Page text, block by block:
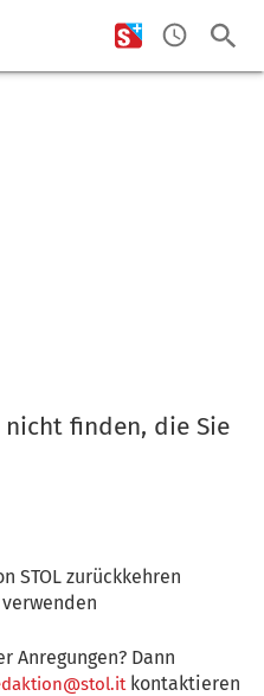
finden, die Sie
STOL zurückkehren
verwenden
Anregungen? Dann
kontaktieren